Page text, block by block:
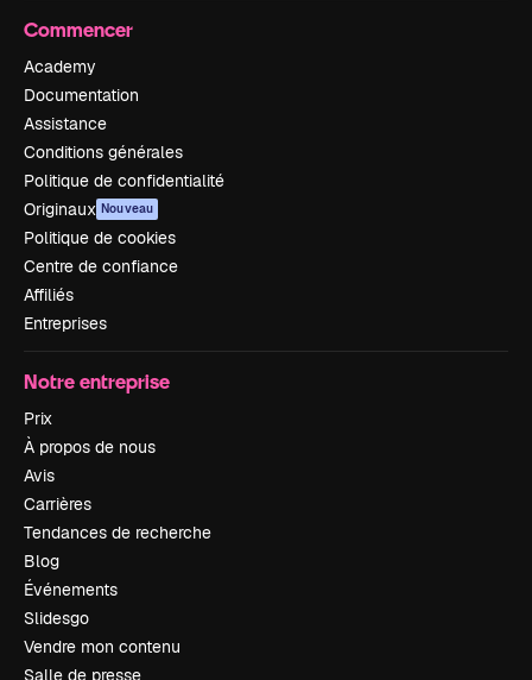
Commencer
Academy
Documentation
Assistance
Conditions générales
Politique de confidentialité
Originaux Nouveau
Politique de cookies
Centre de confiance
Affiliés
Entreprises
Notre entreprise
Prix
À propos de nous
Avis
Carrières
Tendances de recherche
Blog
Événements
Slidesgo
Vendre mon contenu
Salle de presse